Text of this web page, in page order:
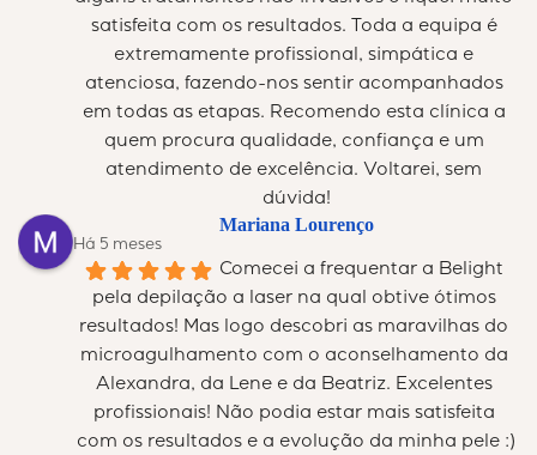
satisfeita com os resultados. Toda a equipa é
extremamente profissional, simpática e
atenciosa, fazendo-nos sentir acompanhados
em todas as etapas. Recomendo esta clínica a
quem procura qualidade, confiança e um
atendimento de excelência. Voltarei, sem
dúvida!
Mariana Lourenço
Há 5 meses
Comecei a frequentar a Belight
pela depilação a laser na qual obtive ótimos
resultados! Mas logo descobri as maravilhas do
microagulhamento com o aconselhamento da
Alexandra, da Lene e da Beatriz. Excelentes
profissionais! Não podia estar mais satisfeita
com os resultados e a evolução da minha pele :)